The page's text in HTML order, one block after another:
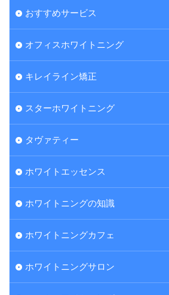
おすすめサービス
オフィスホワイトニング
キレイライン矯正
スターホワイトニング
タヴァティー
ホワイトエッセンス
ホワイトニングの知識
ホワイトニングカフェ
ホワイトニングサロン